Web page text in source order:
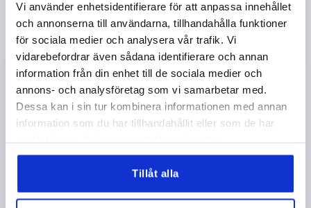
Vi använder enhetsidentifierare för att anpassa innehållet
och annonserna till användarna, tillhandahålla funktioner
för sociala medier och analysera vår trafik. Vi
vidarebefordrar även sådana identifierare och annan
information från din enhet till de sociala medier och
annons- och analysföretag som vi samarbetar med.
Dessa kan i sin tur kombinera informationen med annan
information som du har tillhandahållit eller som de har
Tillåt alla
UTFÖRANDE 1=MED ANSLAG
UTFÖRANDE 2=BÖJD UPPÅT
BREDD=19
B1=8,1
18,5=4,5
TUNGLÄNGD=45
PASSAR TILL VRIDREGLAR FRÅN KIPP =K0522, K0524,
K0525, K0526
Beställningsnummer:K0523.145X045
7,05 kr
K0523